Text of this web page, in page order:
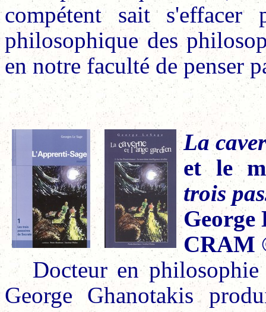
compétent sait s'effacer
philosophique des
en notre faculté de penser
La
et le
trois
George
CRAM
Docteur en
George Ghanotakis